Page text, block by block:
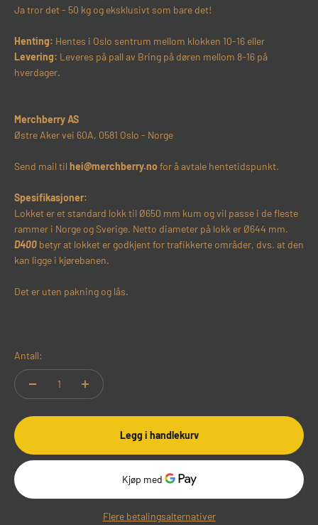
Ja tror det - 50 kg og eksklusivt som bare det!
Henting: Hentes i Oslo sentrum mellom klokken 10-16 eller
Levering: Leveres på pall av Bring på døren mellom 8-16 på
hverdager.
Merchberry AS
Østre Aker vei 60A, 0581 Oslo - Norge
Send mail til hei@merchberry.nofor å avtale hentetidspunkt.
Spesifikasjoner:
Lokket er et standard lokk til Ø650 mm kum og vil passe i de fleste
rammer i Norge og Sverige. Netto diameter på lokk er Ø644 mm.
D400 betyr at lokket er godkjent for trafikkerte områder, dvs. at den
kan ligge i kjørebanen.
Det er uten pakning og lås.
Antall:
Legg i handlekurv
Flere betalingsalternativer